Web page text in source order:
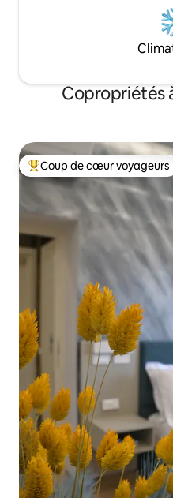
Copropriétés
Coup de cœur voyageurs
Coup de cœur voyageurs